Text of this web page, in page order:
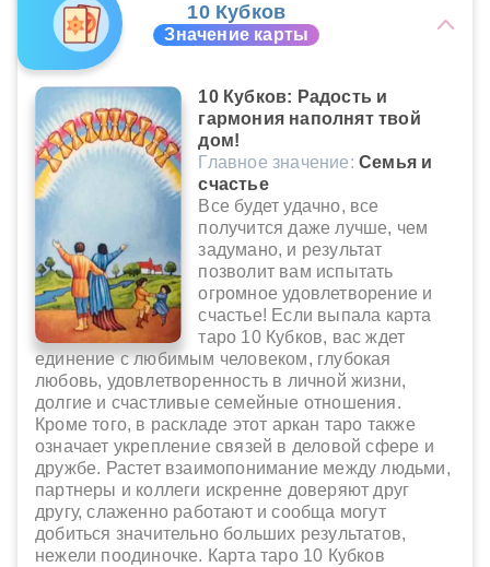
10 Кубков
Значение карты
10 Кубков: Радость и
гармония наполнят твой
дом!
Главное значение: Семья и
счастье
Все будет удачно, все
получится даже лучше, чем
задумано, и результат
позволит вам испытать
огромное удовлетворение и
счастье! Если выпала карта
таро 10 Кубков, вас ждет
единение с любимым человеком, глубокая
любовь, удовлетворенность в личной жизни,
долгие и счастливые семейные отношения.
Кроме того, в раскладе этот аркан таро также
означает укрепление связей в деловой сфере и
дружбе. Растет взаимопонимание между людьми,
партнеры и коллеги искренне доверяют друг
другу, слаженно работают и сообща могут
добиться значительно больших результатов,
нежели поодиночке. Карта таро 10 Кубков